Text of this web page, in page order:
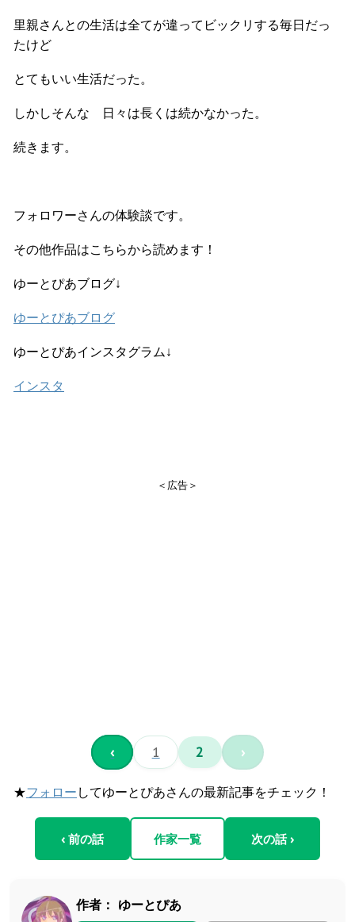
里親さんとの生活は全てが違ってビックリする毎日だっ
たけど
とてもいい生活だった。
しかしそんな 日々は長くは続かなかった。
続きます。
フォロワーさんの体験談です。
その他作品はこちらから読めます！
ゆーとぴあブログ↓
ゆーとぴあブログ
ゆーとぴあインスタグラム↓
インスタ
＜広告＞
‹ 1 2 ›
★フォロー してゆーとぴあさんの最新記事をチェック！
‹ 前の話 作家一覧 次の話 ›
作者： ゆーとぴあ